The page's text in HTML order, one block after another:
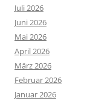
Juli 2026
Juni 2026
Mai 2026
April 2026
März 2026
Februar 2026
Januar 2026